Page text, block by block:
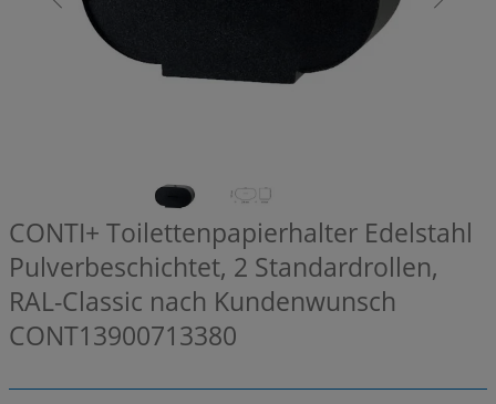
CONTI+ Toilettenpapierhalter Edelstahl
Pulverbeschichtet, 2 Standardrollen,
RAL-Classic nach Kundenwunsch
CONT13900713380